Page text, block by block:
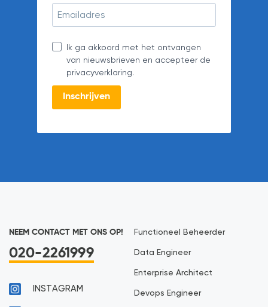
Ik ga akkoord met het ontvangen
van nieuwsbrieven en accepteer de
privacyverklaring.
Inschrijven
NEEM CONTACT MET ONS OP!
020-2261999
INSTAGRAM
Functioneel Beheerder
Data Engineer
Enterprise Architect
Devops Engineer